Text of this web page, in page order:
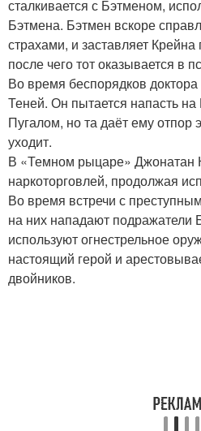
сталкивается с Бэтменом,
Бэтмена. Бэтмен вскоре
страхами, и заставляет Крейна
после чего тот оказывается в
Во время беспорядков
Теней. Он пытается напасть
Пугалом, но та даёт ему отпор
уходит.
В «Темном рыцаре» Джонатан
наркоторговлей, продолжая
Во время встречи с
на них нападают подражатели
используют огнестрельное
настоящий герой и
двойников.